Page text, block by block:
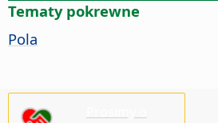
Tematy pokrewne
Pola